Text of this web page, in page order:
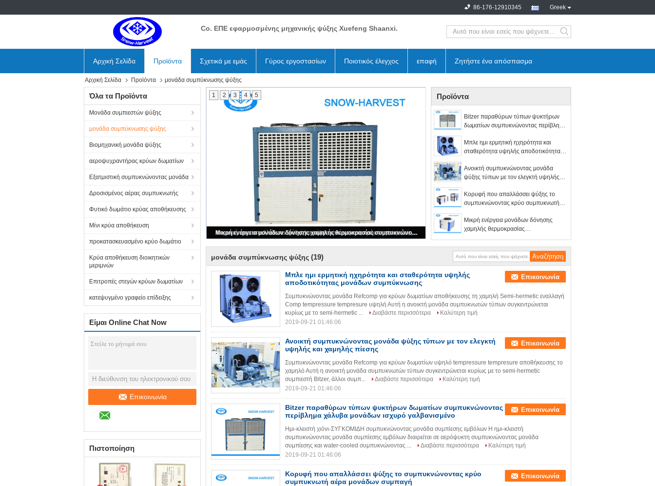
Greek
86-176-12910345
Co. ΕΠΕ εφαρμοσμένης μηχανικής ψύξης Xuefeng Shaanxi.
search
Αρχική Σελίδα Προϊόντα Σχετικά με εμάς Γύρος εργοστασίων Ποιοτικός έλεγχος επαφή Ζητήστε ένα απόσπασμα
Αρχική Σελίδα Προϊόντα μονάδα συμπύκνωσης ψύξης
Όλα τα Προϊόντα
Μονάδα συμπιεστών ψύξης
μονάδα συμπύκνωσης ψύξης
Βιομηχανική μονάδα ψύξης
αεροψυχραντήρας κρύων δωματίων
Εξατμιστική συμπυκνώνοντας μονάδα
Δροσισμένος αέρας συμπυκνωτής
Φυτικό δωμάτιο κρύας αποθήκευσης
Μίνι κρύα αποθήκευση
προκατασκευασμένο κρύο δωμάτιο
Κρύα αποθήκευση διοικητικών
μεριμνών
Επιτροπές στεγών κρύων δωματίων
κατεψυγμένο γραφείο επίδειξης
Είμαι Online Chat Now
Επικοινωνία
Πιστοποίηση
Bitzer παραθύρων τύπων ψυκτήρων δωματίων συμπυκνώνοντας περίβλημα χάλυβα μονάδων ισχυρό γαλβανισμένο
1 2 3 4 5 Προϊόντα
Bitzer παραθύρων τύπων ψυκτήρων
δωματίων συμπυκνώνοντας περίβλημα
Μπλε ημι ερμητική ηχηρότητα και
σταθερότητα υψηλής αποδοτικότητας
Ανοικτή συμπυκνώνοντας μονάδα
ψύξης τύπων με τον ελεγκτή υψηλής
Κορυφή που απαλλάσσει ψύξης το
συμπυκνώνοντας κρύο συμπυκνωτή
Μικρή ενέργεια μονάδων δόνησης
χαμηλής θερμοκρασίας
αποταμίευσης
μονάδα συμπύκνωσης ψύξης (19)
Μπλε ημι ερμητική ηχηρότητα και σταθερότητα υψηλής
αποδοτικότητας μονάδων συμπύκνωσης
Επικοινωνία
Συμπυκνώνοντας μονάδα Refcomp για κρύων δωματίων αποθήκευσης τη χαμηλή Semi-hermetic εναλλαγή
Comp tempressure tempresure υψηλή Αυτή η ανοικτή μονάδα συμπυκνωτών τύπων συγκεντρώνεται
κυρίως με το semi-hermetic ...
Διαβάστε περισσότερα
Καλύτερη τιμή
2019-09-21 01:46:06
Ανοικτή συμπυκνώνοντας μονάδα ψύξης τύπων με τον ελεγκτή
υψηλής και χαμηλής πίεσης
Επικοινωνία
Συμπυκνώνοντας μονάδα Refcomp για κρύων δωματίων υψηλό tempressure tempresure αποθήκευσης το
χαμηλό Αυτή η ανοικτή μονάδα συμπυκνωτών τύπων συγκεντρώνεται κυρίως με το semi-hermetic
συμπιεστή Bitzer, άλλοι συμπ...
Διαβάστε περισσότερα
Καλύτερη τιμή
2019-09-21 01:46:06
Bitzer παραθύρων τύπων ψυκτήρων δωματίων συμπυκνώνοντας
περίβλημα χάλυβα μονάδων ισχυρό γαλβανισμένο
Επικοινωνία
Ημι-κλειστή χιόνι-ΣΥΓΚΟΜΙΔΗ συμπυκνώνοντας μονάδα συμπίεσης εμβόλων Η ημι-κλειστή
συμπυκνώνοντας μονάδα συμπίεσης εμβόλων διαιρείται σε αερόψυκτη συμπυκνώνοντας μονάδα
συμπίεσης και water-cooled συμπυκνώνοντας ...
Διαβάστε περισσότερα
Καλύτερη τιμή
2019-09-21 01:46:06
Κορυφή που απαλλάσσει ψύξης το συμπυκνώνοντας κρύο
συμπυκνωτή αέρα μονάδων συμπαγή
Επικοινωνία